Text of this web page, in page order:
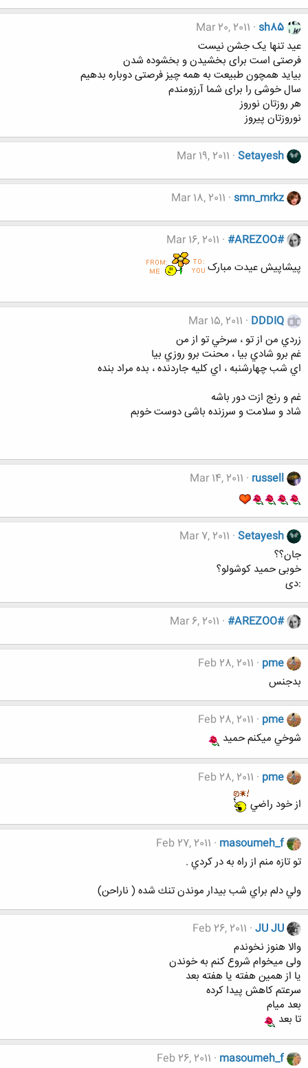
sh85
Mar 20, 2011
عید تنها یک جشن نیست
فرصتی است برای بخشیدن و بخشوده شدن
بیاید همچون طبیعت به همه چیز فرصتی دوباره بدهیم
سال خوشی را برای شما آرزومندم
هر روزتان نوروز
نوروزتان پیروز
Setayesh
Mar 19, 2011
smn_mrkz
Mar 18, 2011
#AREZOO#
Mar 16, 2011
پیشاپیش عیدت مبارک
DDDIQ
Mar 15, 2011
زردي من از تو ، سرخي تو از من
غم برو شادي بيا ، محنت برو روزي بيا
اي شب چهارشنبه ، اي كليه جاردنده ، بده مراد بنده
غم و رنج ازت دور باشه
شاد و سلامت و سرزنده باشی دوست خوبم
russell
Mar 14, 2011
Setayesh
Mar 7, 2011
جان؟؟
خوبی حمید کوشولو؟
:دی
#AREZOO#
Mar 6, 2011
pme
Feb 28, 2011
بدجنس
pme
Feb 28, 2011
شوخي ميكنم حميد
pme
Feb 28, 2011
از خود راضي
masoumeh_f
Feb 27, 2011
تو تازه منم از راه به در كردي .
ولي دلم براي شب بيدار موندن تنك شده ( ناراحن)
JU JU
Feb 26, 2011
والا هنوز نخوندم
ولی میخوام شروع کنم به خوندن
یا از همین هفته یا هفته بعد
سرعتم کاهش پیدا کرده
بعد میام
تا بعد
masoumeh_f
Feb 26, 2011